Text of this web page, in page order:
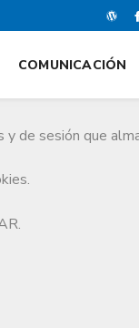
sesión que
COMUNICACIÓN